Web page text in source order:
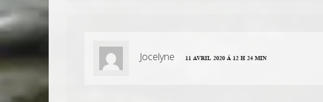
Jocelyne 11 AVRIL 2020 Á 12 H 24 MIN